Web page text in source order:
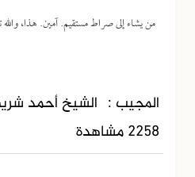
من يشاء إلى صراط مستقيم. آمين. هذا، والله
المجيب : الشيخ أحمد
2258 مشاهدة